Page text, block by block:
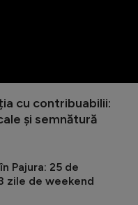
cu contribuabilii:
și semnătură
Pajura: 25 de
zile de weekend